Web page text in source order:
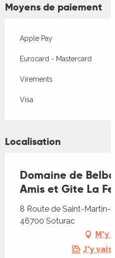
Moyens de paiement
Apple Pay
Eurocard - Mastercard
Virements
Visa
Localisation
Domaine de
Amis et Gite La
8 Route de Saint-Martin-
46700 Soturac
M'y
J'y vais